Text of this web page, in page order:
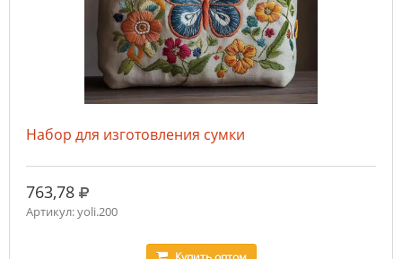
Набор для изготовления сумки
763,78 руб.
Артикул: yoli.200